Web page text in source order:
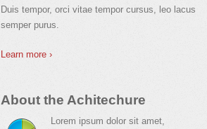
Duis tempor, orci vitae tempor cursus, leo lacus
semper purus.
Learn more ›
About the Achitechure
Lorem ipsum dolor sit amet,